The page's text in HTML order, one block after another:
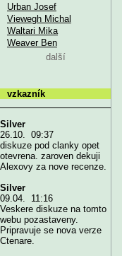
Urban Josef
Viewegh Michal
Waltari Mika
Weaver Ben
další
vzkazník
Silver
26.10. 09:37
diskuze pod clanky opet
otevrena. zaroven dekuji
Alexovy za nove recenze.
Silver
09.04. 11:16
Veskere diskuze na tomto
webu pozastaveny.
Pripravuje se nova verze
Ctenare.